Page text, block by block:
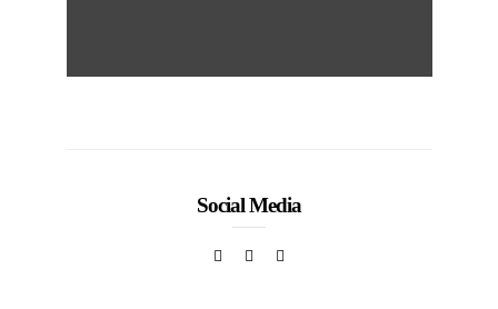
Social Media